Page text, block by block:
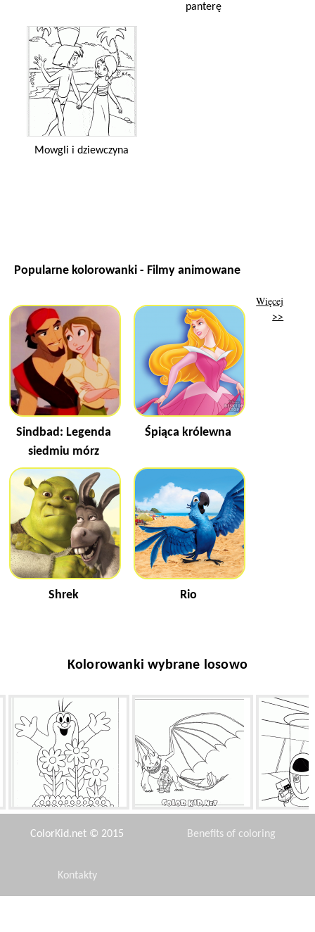
panterę
Mowgli i dziewczyna
Popularne kolorowanki - Filmy animowane
Sindbad: Legenda
siedmiu mórz
Śpiąca królewna
Shrek Rio
Więcej
>>
Kolorowanki wybrane losowo
Mole i kwiaty Bezzębny i Czkawka EVE i
ColorKid.net © 2015 Benefits of coloring
Kontakty